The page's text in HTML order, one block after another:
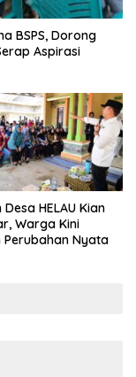
BSPS, Dorong
Aspirasi
HELAU Kian
Warga Kini
Perubahan Nyata